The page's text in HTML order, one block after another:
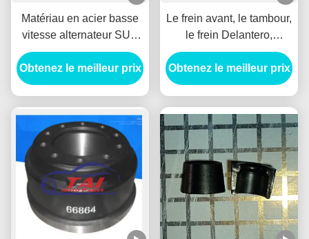
Matériau en acier basse
vitesse alternateur SUV
roue HUB Durable Pour
BENZ / HYUNADI
Obtenez le meilleur prix
Le frein avant, le tambour,
le frein Delantero,
l'alternateur à courant
continu pour Mitsubishi
1414153
Obtenez le meilleur prix